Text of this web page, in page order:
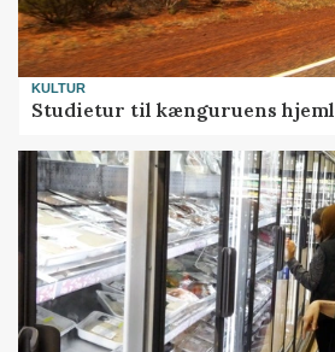
KULTUR
Studietur til kænguruens